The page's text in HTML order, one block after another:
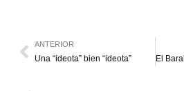
ANTERIOR
Una “ideota” bien “ideota”